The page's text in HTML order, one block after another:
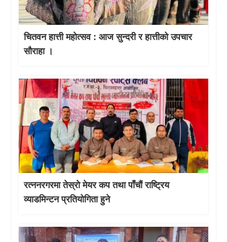
चितवन हात्ती महाेत्सव : आज सुन्दरी र हात्तीको उपचार
साैराहा ।
रत्ननरगरमा तेस्राे मेयर कप तथा पाँचौं राष्ट्रिय
व्याडमिन्टन प्रतियोगिता हुने